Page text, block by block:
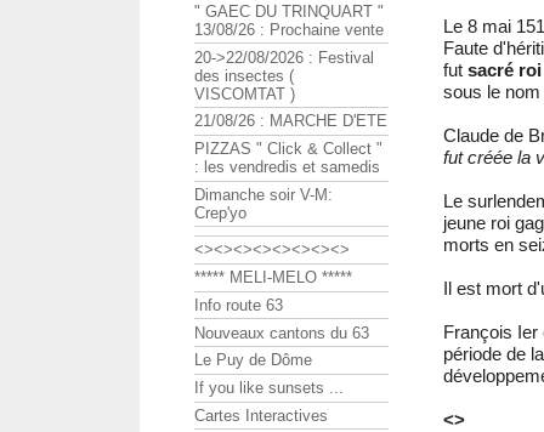
Le 8 mai
Faute
fut sacré roi
sous le
Claude de
fut créée la
Le
jeune roi
morts en
Il est mort
François Ier
période de
<>
" GAEC DU TRINQUART "
13/08/26 : Prochaine vente
20->22/08/2026 : Festival
des insectes (
VISCOMTAT )
21/08/26 : MARCHE D'ETE
PIZZAS " Click & Collect "
: les vendredis et samedis
Dimanche soir V-M:
Crep'yo
<><><><><><><><>
***** MELI-MELO *****
Info route 63
Nouveaux cantons du 63
Le Puy de Dôme
If you like sunsets ...
Cartes Interactives